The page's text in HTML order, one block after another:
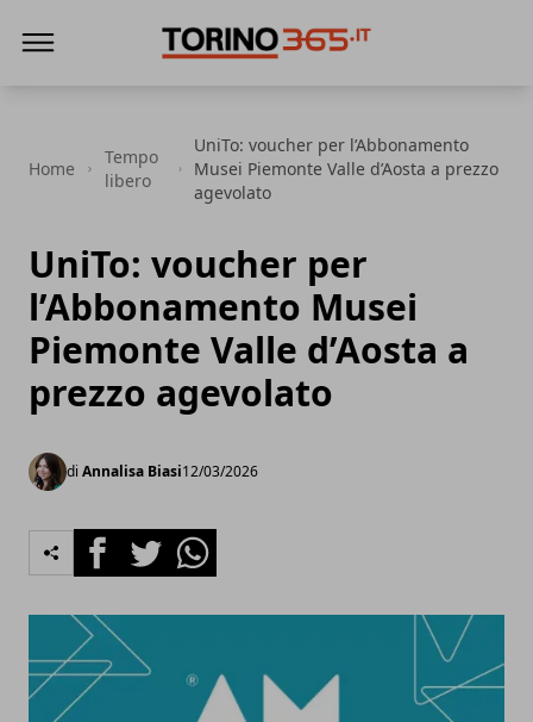
Home
Tempo
libero
UniTo: voucher per l’Abbonamento
Musei Piemonte Valle d’Aosta a prezzo
agevolato
UniTo: voucher per
l’Abbonamento Musei
Piemonte Valle d’Aosta a
prezzo agevolato
di Annalisa Biasi12/03/2026
FacebookTwitterWhatsapp